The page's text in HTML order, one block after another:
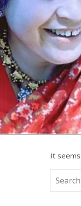
It seems